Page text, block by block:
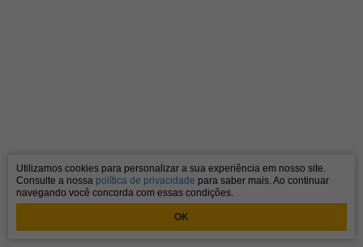
Utilizamos cookies para personalizar a sua experiência em nosso site.
Consulte a nossa política de privacidade para saber mais. Ao continuar
navegando você concorda com essas condições.
OK